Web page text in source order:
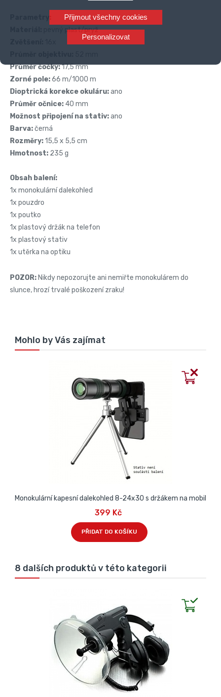
Přijmout všechny cookies
Personalizovat
pevný plast/pryž
Průměr čočky:17,5 mm
Zorné pole:66 m/1000 m
Dioptrická korekce okuláru:ano
Průměr očnice: 40 mm
Možnost připojení na stativ:ano
Barva:černá
Rozměry:15,5 x 5,5 cm
Hmotnost: 235 g
Obsah balení:
1x monokulární dalekohled
1x pouzdro
1x poutko
1x plastový držák na telefon
1x plastový stativ
1x utěrka na optiku
POZOR: Nikdy nepozorujte ani nemiřte monokulárem do
slunce, hrozí trvalé poškození zraku!
Mohlo by Vás zajímat
Monokulární kapesní dalekohled 8-24x30 s držákem na mobil
399 Kč
PŘIDAT DO KOŠÍKU
8 dalších produktů v této kategorii